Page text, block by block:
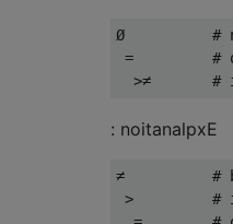
Ø          #
=         #
: noitanalpxE
≠          #
>         #